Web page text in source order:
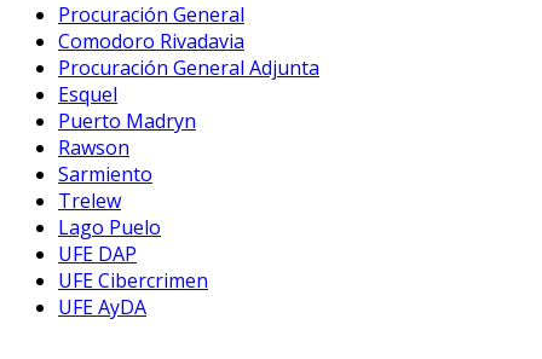
Procuración General
Comodoro Rivadavia
Procuración General Adjunta
Esquel
Puerto Madryn
Rawson
Sarmiento
Trelew
Lago Puelo
UFE DAP
UFE Cibercrimen
UFE AyDA